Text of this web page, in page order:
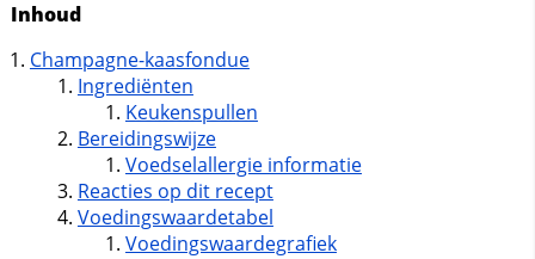
Inhoud
Champagne-kaasfondue
Ingrediënten
Keukenspullen
Bereidingswijze
Voedselallergie informatie
Reacties op dit recept
Voedingswaardetabel
Voedingswaardegrafiek